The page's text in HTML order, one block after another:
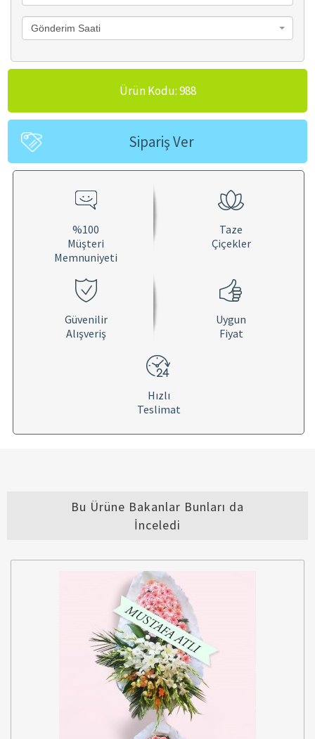
Gönderim Saati
Ürün Kodu: 988
Sipariş Ver
%100
Müşteri
Memnuniyeti
Taze
Çiçekler
Güvenilir
Alışveriş
Uygun
Fiyat
Hızlı
Teslimat
Bu Ürüne Bakanlar Bunları da
İnceledi